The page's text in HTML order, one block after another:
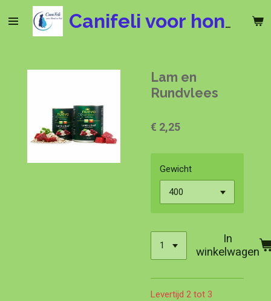
direct
Canifeli voor hond en kat
Lam en
Rundvlees
€ 2,25
Gewicht
In
winkelwagen
Levertijd 2 tot 3